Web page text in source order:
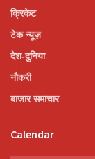
क्रिकेट
टेक न्यूज़
देश-दुनिया
नौकरी
बाजार समाचार
Calendar